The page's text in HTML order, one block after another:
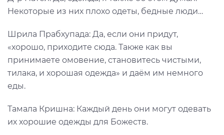
Некоторые из них плохо одеты, бедные люди…
Шрила Прабхупада: Да, если они придут,
«хорошо, приходите сюда. Также как вы
принимаете омовение, становитесь чистыми,
тилака, и хорошая одежда» и даём им немного
еды.
Тамала Кришна: Каждый день они могут одевать
их хорошие одежды для Божеств.